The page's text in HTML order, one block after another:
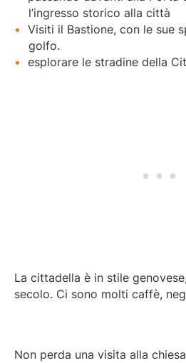
l’ingresso storico alla città
Visiti il Bastione, con le sue
golfo.
esplorare le stradine della
La cittadella è in stile
secolo. Ci sono molti caffè,
Non perda una visita alla